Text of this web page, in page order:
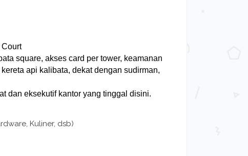
square, akses card per tower, keamanan
api kalibata, dekat dengan sudirman,
dan eksekutif kantor yang tinggal disini.
Kuliner, dsb)